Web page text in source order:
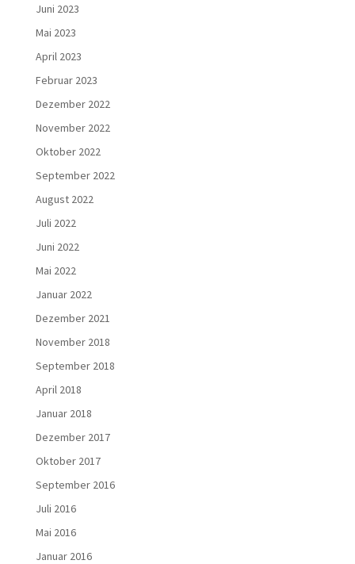
Juni 2023
Mai 2023
April 2023
Februar 2023
Dezember 2022
November 2022
Oktober 2022
September 2022
August 2022
Juli 2022
Juni 2022
Mai 2022
Januar 2022
Dezember 2021
November 2018
September 2018
April 2018
Januar 2018
Dezember 2017
Oktober 2017
September 2016
Juli 2016
Mai 2016
Januar 2016